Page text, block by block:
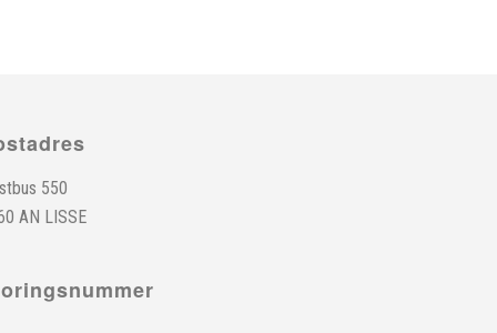
550
AN LISSE